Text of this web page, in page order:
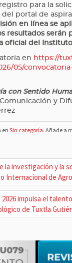
para la
del portal de
en línea se
resultados serán
oficial del
en https://
05/
con Sentido
y
en Sin categoría. Añade a
la investigación y la
Internacional de
impulsa el
de Tuxtla